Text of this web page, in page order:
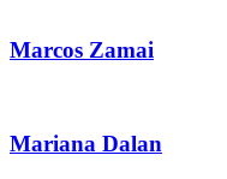
Marcos Zamai
Mariana Dalan